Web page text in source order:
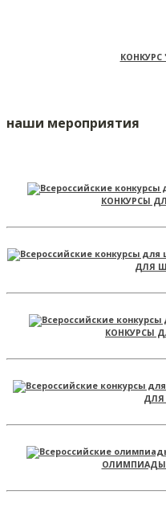
КОНКУРС
наши мероприятия
КОНКУРСЫ
ДЛЯ
КОНКУРСЫ
ДЛЯ